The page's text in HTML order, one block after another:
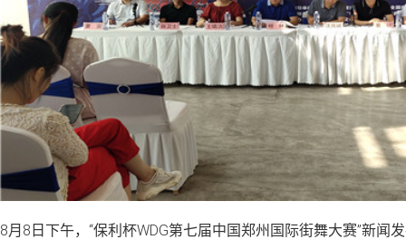
8月8日下午，“保利杯WDG第七届中国郑州国际街舞大赛”新闻